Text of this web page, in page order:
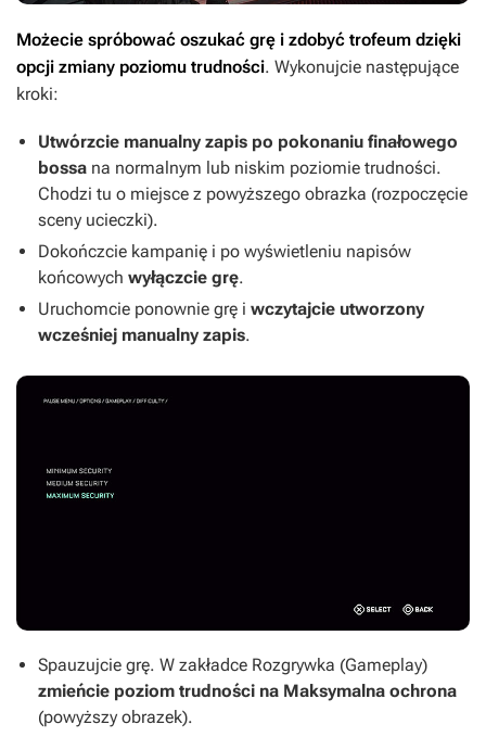
Możecie spróbować oszukać grę i zdobyć trofeum dzięki
opcji zmiany poziomu trudności. Wykonujcie następujące
kroki:
Utwórzcie manualny zapis po pokonaniu finałowego
bossa na normalnym lub niskim poziomie trudności.
Chodzi tu o miejsce z powyższego obrazka (rozpoczęcie
sceny ucieczki).
Dokończcie kampanię i po wyświetleniu napisów
końcowych wyłączcie grę.
Uruchomcie ponownie grę i wczytajcie utworzony
wcześniej manualny zapis.
Spauzujcie grę. W zakładce Rozgrywka (Gameplay)
zmieńcie poziom trudności na Maksymalna ochrona
(powyższy obrazek).